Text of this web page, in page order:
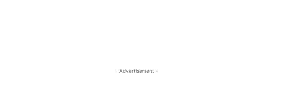
- Advertisement -